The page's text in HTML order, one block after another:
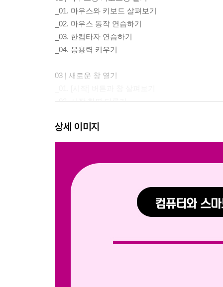
_01. 마우스와 키보드 살펴보기
_02. 마우스 동작 연습하기
_03. 한컴타자 연습하기
_04. 응용력 키우기
03 | 새로운 창 열기
_02. 시작 화면 다루기
_04. 응용력 키우기
_01. 바탕 화면 아이콘과 작업 표시줄 살펴보기
_02. 바탕 화면과 작업 표시줄 다루기
_03. 응용력 키우기
05 | 내게 맞는 윈도우로 바꾸기
_02. 화면 설정 다루기
상세 이미지